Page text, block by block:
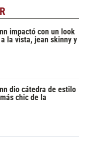
impactó con un look
la vista, jean skinny y
dio cátedra de estilo
chic de la